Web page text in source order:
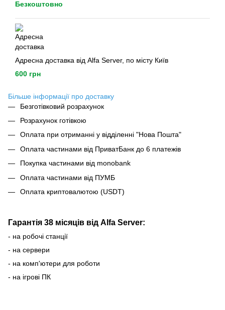
Безкоштовно
Адресна доставка від Alfa Server, по місту Київ
600 грн
Більше інформації про доставку
Безготівковий розрахунок
Розрахунок готівкою
Оплата при отриманні у відділенні "Нова Пошта"
Оплата частинами від ПриватБанк до 6 платежів
Покупка частинами від monobank
Оплата частинами від ПУМБ
Оплата криптовалютою (USDT)
Гарантія 38 місяців від Alfa Server:
- на робочі станції
- на сервери
- на комп'ютери для роботи
- на ігрові ПК